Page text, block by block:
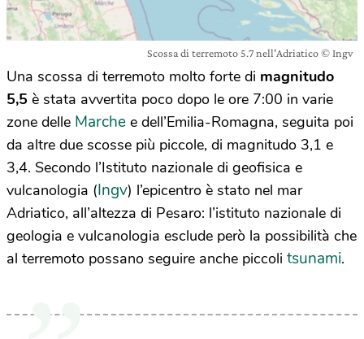
Scossa di terremoto 5.7 nell'Adriatico © Ingv
Una scossa di terremoto molto forte di magnitudo
5,5 è stata avvertita poco dopo le ore 7:00 in varie
zone delle Marche e dell’Emilia-Romagna, seguita poi
da altre due scosse più piccole, di magnitudo 3,1 e
3,4. Secondo l’Istituto nazionale di geofisica e
vulcanologia (Ingv) l’epicentro è stato nel mar
Adriatico, all’altezza di Pesaro: l’istituto nazionale di
geologia e vulcanologia esclude però la possibilità che
al terremoto possano seguire anche piccoli tsunami.